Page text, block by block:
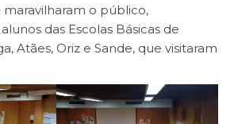
o público,
das Escolas Básicas de
Atães, Oriz e Sande, que visitaram